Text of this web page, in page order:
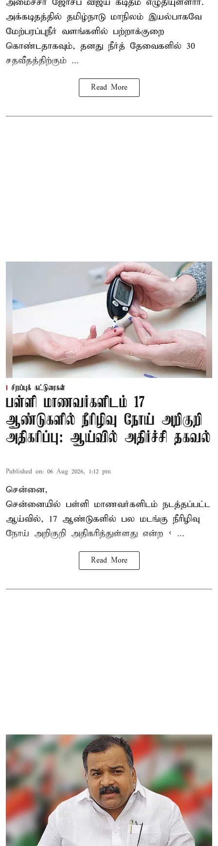
அமைச்சர் ஜோசப் விஜய் கடிதம் எழுதியுள்ளார்.
அக்கடிதத்தில் தமிழ்நாடு மாநிலம் இயல்பாகவே
மேற்பரப்புநீர் வளங்களில் பற்றாக்குறை
கொண்டதாகவும், தனது நீர்த் தேவைகளில் 30
சதவீதத்திற்கும் ...
Read More
சிறப்புக் கட்டுரைகள்
பள்ளி மாணவர்களிடம் 17
ஆண்டுகளில் நீரிழிவு நோய் அறிகுறி
அதிகரிப்பு: ஆய்வில் அதிர்ச்சி தகவல்
Published on: 06 Aug 2026, 1:12 pm
சென்னை,
சென்னையில் பள்ளி மாணவர்களிடம் நடத்தப்பட்ட
ஆய்வில், 17 ஆண்டுகளில் பல மடங்கு நீரிழிவு
நோய் அறிகுறி அதிகரித்துள்ளது என்ற < ...
Read More